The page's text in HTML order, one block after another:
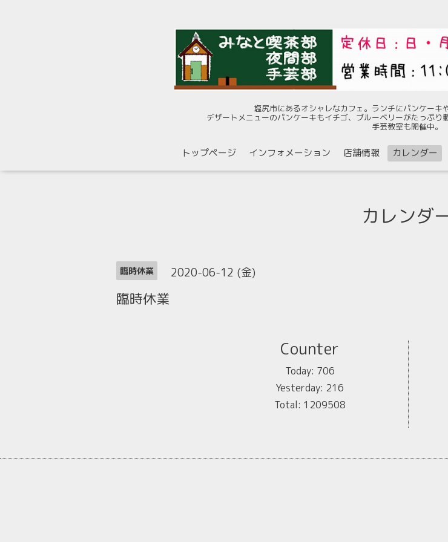
塩尻市にあるオシャレなカフェ。ランチにパンケーキ
デザートメニューのパンケーキもイチゴ、ブルーベリーがたっぷり
手芸教室も開催中。
トップページ インフォメーション 店舗情報 カレンダー
カレンダ
臨時休業 2020-06-12 (金)
臨時休業
Counter
Today: 706
Yesterday: 216
Total: 1209508